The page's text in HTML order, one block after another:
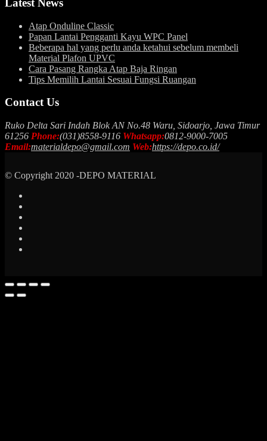
Latest News
Atap Onduline Classic
Papan Lantai Pengganti Kayu WPC Panel
Beberapa hal yang perlu anda ketahui sebelum membeli
Material Plafon UPVC
Cara Pasang Rangka Atap Baja Ringan
Tips Memilih Lantai Sesuai Fungsi Ruangan
Contact Us
Ruko Delta Sari Indah Blok AN No.48 Waru, Sidoarjo, Jawa Timur
61256 Phone:(031)8558-9116 Whatsapp:0812-9000-7005
Email:materialdepo@gmail.com Web:https://depo.co.id/
© Copyright 2020 -DEPO MATERIAL